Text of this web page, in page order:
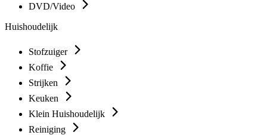
DVD/Video
Huishoudelijk
Stofzuiger
Koffie
Strijken
Keuken
Klein Huishoudelijk
Reiniging